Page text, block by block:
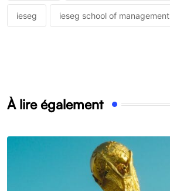
ieseg ieseg school of management
À lire également